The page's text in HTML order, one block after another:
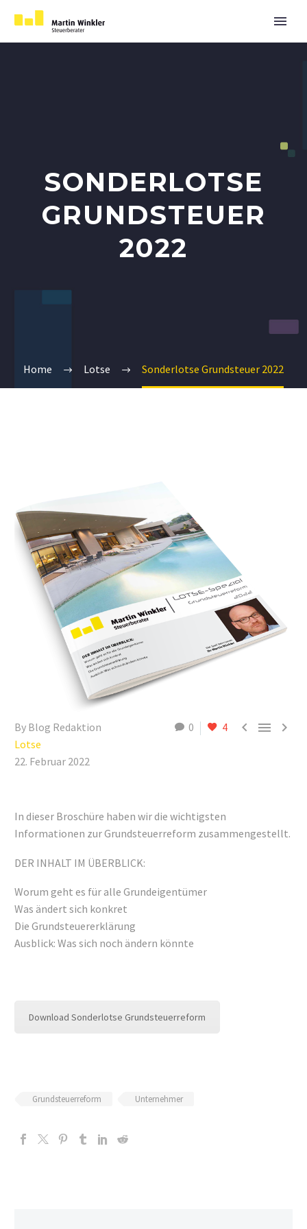
SONDERLOTSE
GRUNDSTEUER
2022
Home Lotse Sonderlotse Grundsteuer 2022
0 4   
By Blog Redaktion
Lotse
22. Februar 2022
In dieser Broschüre haben wir die wichtigsten
Informationen zur Grundsteuerreform zusammengestellt.
DER INHALT IM ÜBERBLICK:
Worum geht es für alle Grundeigentümer
Was ändert sich konkret
Die Grundsteuererklärung
Ausblick: Was sich noch ändern könnte
Download Sonderlotse Grundsteuerreform
Grundsteuerreform Unternehmer